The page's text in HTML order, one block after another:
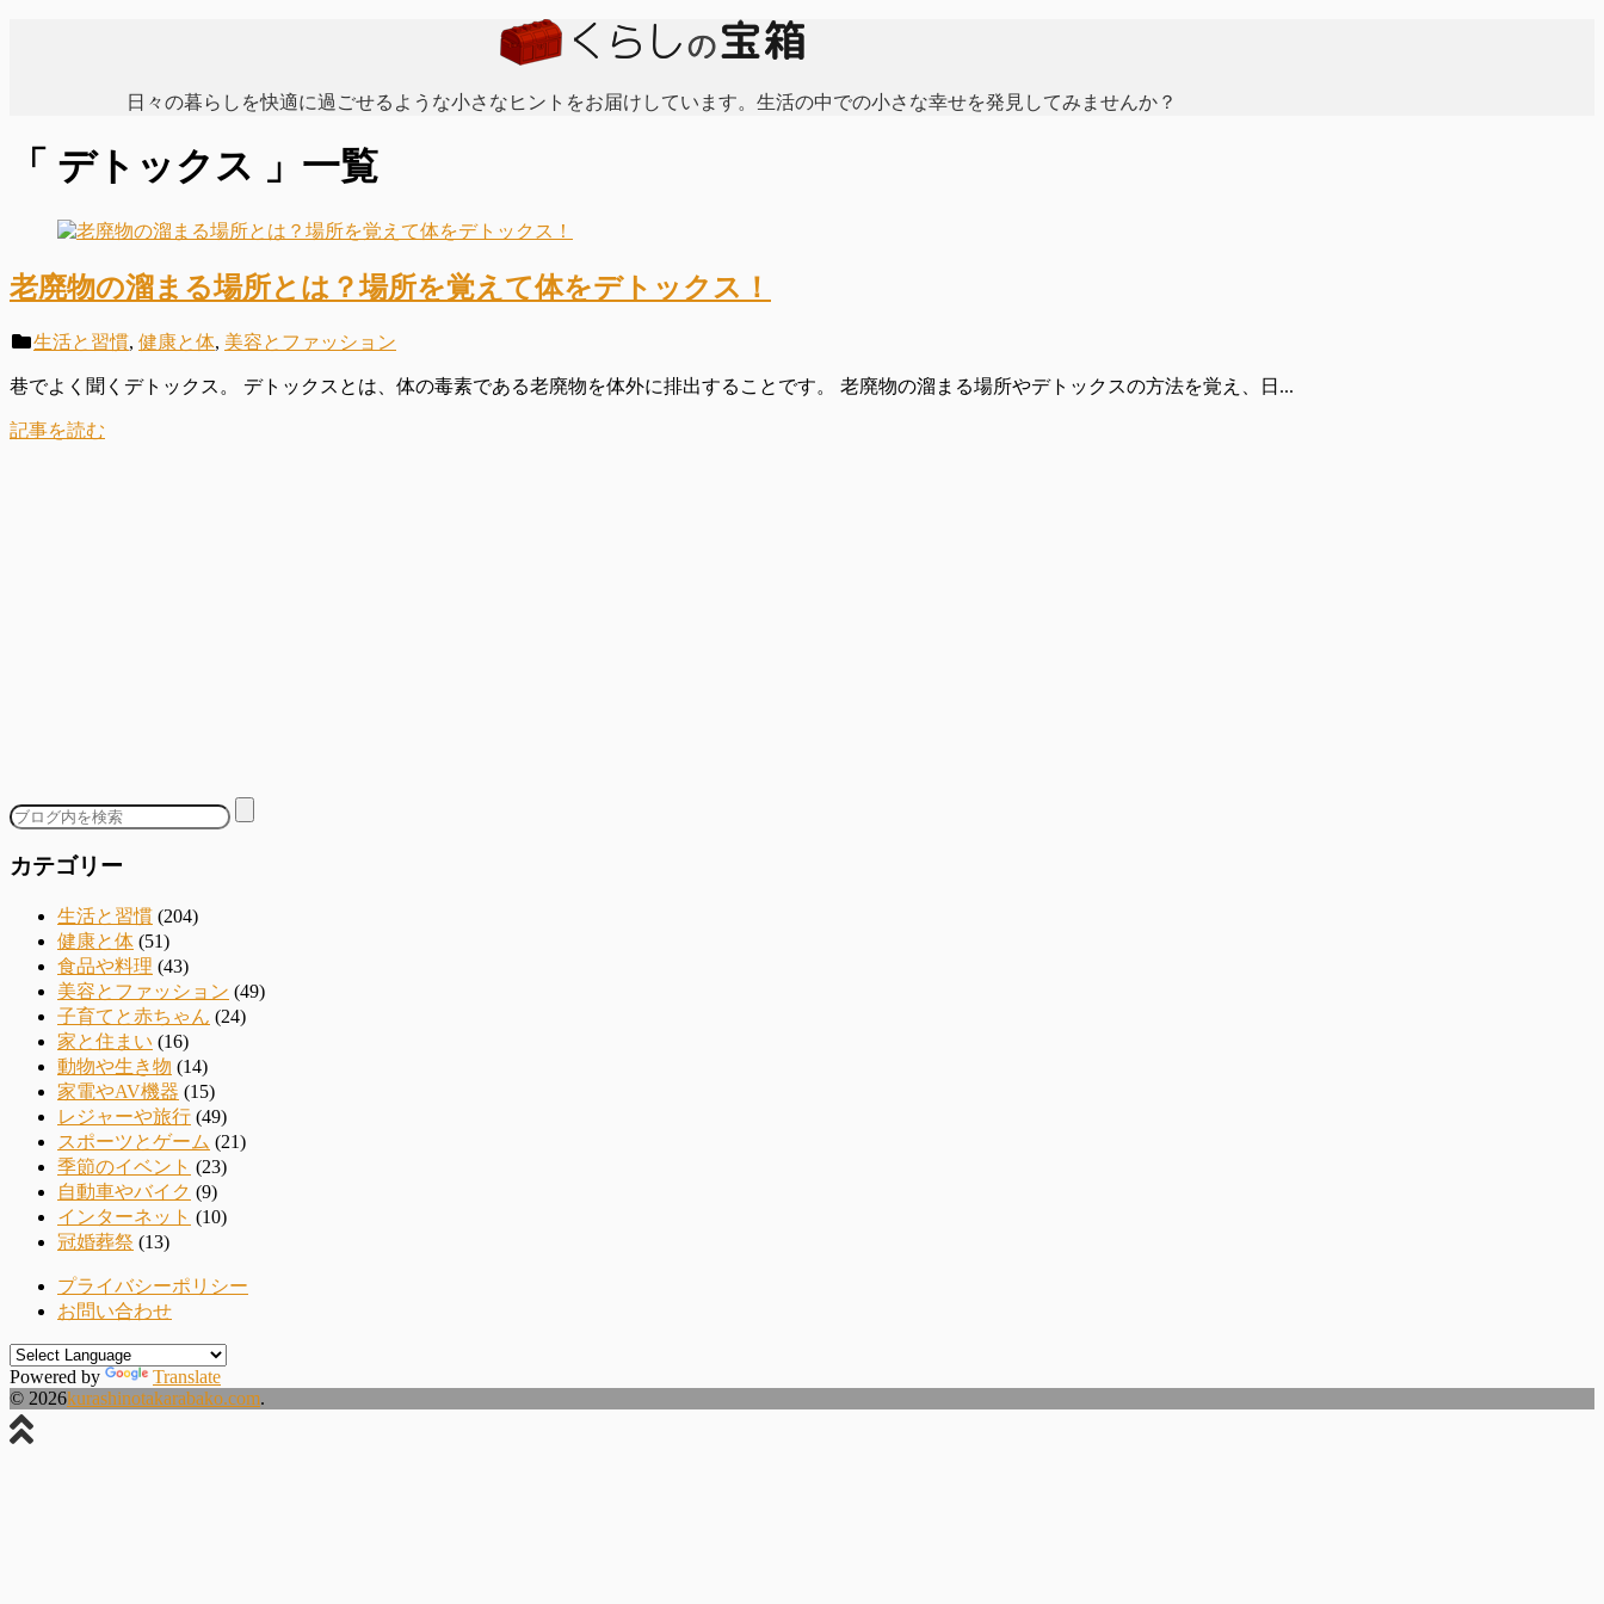
日々の暮らしを快適に過ごせるような小さなヒントをお届けしています。生活の中での小さな幸せを発見してみませんか？
「 デトックス 」一覧
老廃物の溜まる場所とは？場所を覚えて体をデトックス！
生活と習慣, 健康と体, 美容とファッション
巷でよく聞くデトックス。 デトックスとは、体の毒素である老廃物を体外に排出することです。 老廃物の溜まる場所やデトックスの方法を覚え、日...
記事を読む
カテゴリー
生活と習慣 (204)
健康と体 (51)
食品や料理 (43)
美容とファッション (49)
子育てと赤ちゃん (24)
家と住まい (16)
動物や生き物 (14)
家電やAV機器 (15)
レジャーや旅行 (49)
スポーツとゲーム (21)
季節のイベント (23)
自動車やバイク (9)
インターネット (10)
冠婚葬祭 (13)
プライバシーポリシー
お問い合わせ
Powered by
Translate
© 2026kurashinotakarabako.com.